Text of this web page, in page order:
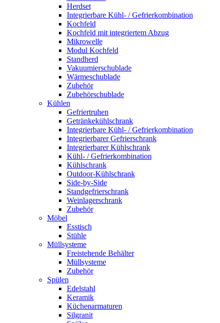
Herdset
Integrierbare Kühl- / Gefrierkombination
Kochfeld
Kochfeld mit integriertem Abzug
Mikrowelle
Modul Kochfeld
Standherd
Vakuumierschublade
Wärmeschublade
Zubehör
Zubehörschublade
Kühlen
Gefriertruhen
Getränkekühlschrank
Integrierbare Kühl- / Gefrierkombination
Integrierbarer Gefrierschrank
Integrierbarer Kühlschrank
Kühl- / Gefrierkombination
Kühlschrank
Outdoor-Kühlschrank
Side-by-Side
Standgefrierschrank
Weinlagerschrank
Zubehör
Möbel
Esstisch
Stühle
Müllsysteme
Freistehende Behälter
Müllsysteme
Zubehör
Spülen
Edelstahl
Keramik
Küchenarmaturen
Silgranit